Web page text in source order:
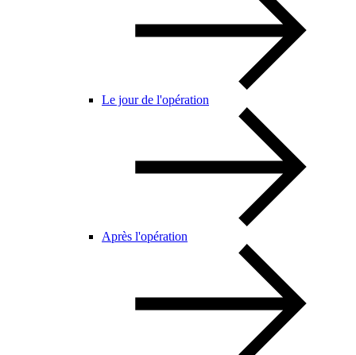
Le jour de l'opération
Après l'opération